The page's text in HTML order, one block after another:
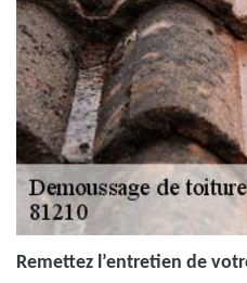
Remettez l’entretien de